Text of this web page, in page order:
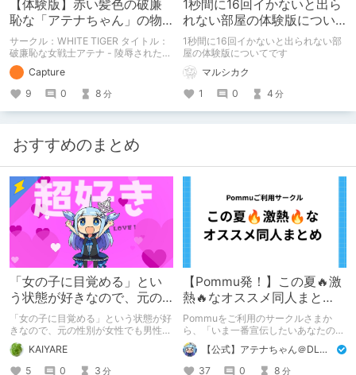
【体験版】赤い髪色の破廉
恥な「アテナちゃん」の物
語【行動記録】
サークル：WHITE TIGER タイトル：
破廉恥な女戦士アテナ - 陵辱された乙
女た(体験版) 予告開始日：2020年12
月09日 予告作品の体験版の内容を中
心に紹介しているまとめ記事です。
体験版の「ネタバレ」を含んだ内容を
まとめているので、苦手な方は注意し
Capture
9
0 8 分
1秒間に16回イかないと出ら
れない部屋の体験版につい
て
1秒間に16回イかないと出られない部
屋の体験版についてです
マルシカク
1
0 4 分
おすすめのまとめ
「女の子に目覚める」とい
う状態が好きなので、元の
性別が女性でも男性でも問
題ない話
「女の子に目覚める」という状態が好
きなので、元の性別が女性でも男性で
も問題ない話
KAIYARE
5
0 3 分
【Pommu発！】この夏🔥激
熱🔥なオススメ同人まと
め！ その1
Pommuをご利用のサークルさまか
ら、「いま一番宣伝したいあなたの
DLsite作品」を募りました！ この夏
🔥激熱🔥な作品ばかり！あなたがまだ
出会っていない、運命の作品が見つか
【公式】アテナちゃん＠DLチャンネル
37
0 8 分